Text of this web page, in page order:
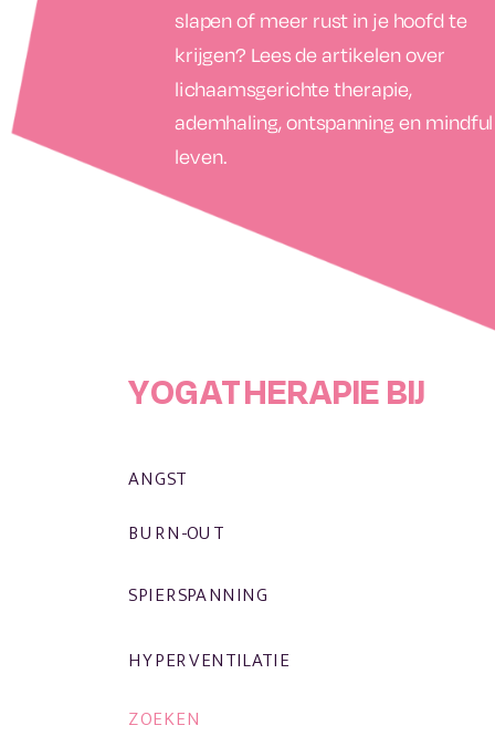
YOGATHERAPIE BIJ
ANGST
BURN-OUT
HYPERVENTILATIE
SPIERSPANNING
ZOEKEN
slapen of meer rust in je hoofd te
krijgen? Lees de artikelen over
lichaamsgerichte therapie,
ademhaling, ontspanning en mindful
leven.